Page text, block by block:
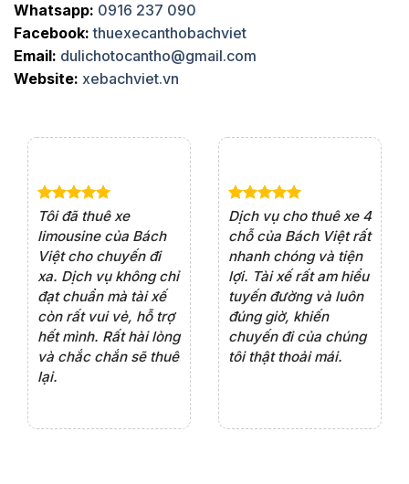
Whatsapp: 0916 237 090
Facebook: thuexecanthobachviet
Email: dulichotocantho@gmail.com
Website: xebachviet.vn
Dịch vụ cho thuê xe 7
chỗ của Bách Việt rất
chuyên nghiệp,đặc
biệt tài xế rất nhiệt
tình vui vẻ,sẽ ủng hộ
thường xuyên
Lần đầu thuê xe 16
chỗ tại Bách Việt, tôi
rất hài lòng với chất
lượng xe và sự
chuyên nghiệp của
tài xế. Dịch vụ tận
tâm, chu đáo, sẽ tiếp
tục sử dụng trong